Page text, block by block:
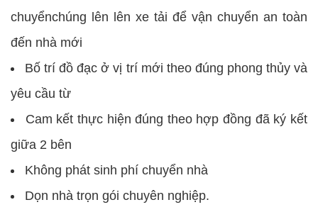
chuyểnchúng lên lên xe tải để vận chuyển an toàn
đến nhà mới
Bố trí đồ đạc ở vị trí mới theo đúng phong thủy và
yêu cầu từ
Cam kết thực hiện đúng theo hợp đồng đã ký kết
giữa 2 bên
Không phát sinh phí chuyển nhà
Dọn nhà trọn gói chuyên nghiệp.